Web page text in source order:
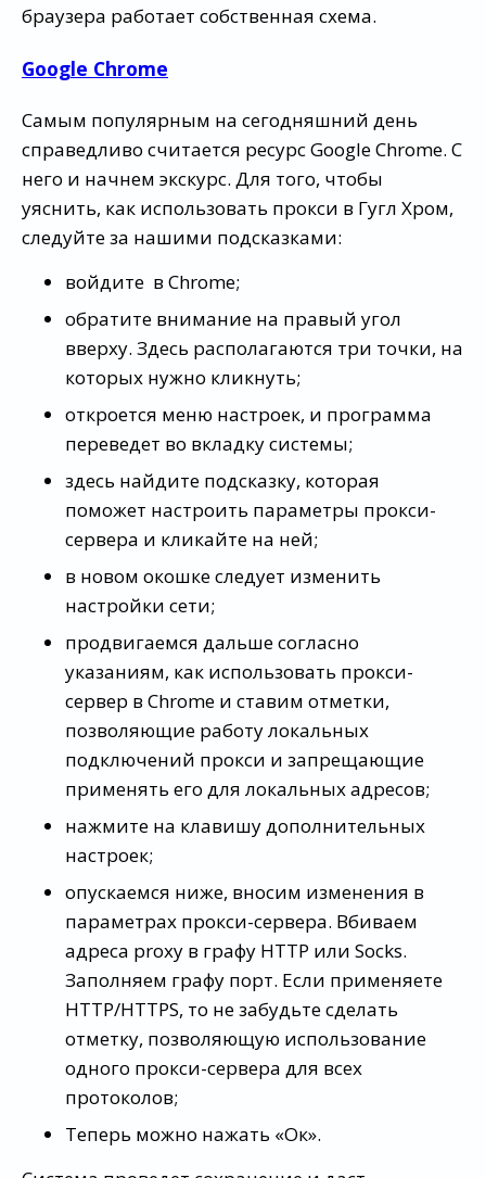
браузера работает собственная схема.
Google Chrome
Самым популярным на сегодняшний день
справедливо считается ресурс Google Chrome. С
него и начнем экскурс. Для того, чтобы
уяснить, как использовать прокси в Гугл Хром,
следуйте за нашими подсказками:
войдите в Chrome;
обратите внимание на правый угол
вверху. Здесь располагаются три точки, на
которых нужно кликнуть;
откроется меню настроек, и программа
переведет во вкладку системы;
здесь найдите подсказку, которая
поможет настроить параметры прокси-
сервера и кликайте на ней;
в новом окошке следует изменить
настройки сети;
продвигаемся дальше согласно
указаниям, как использовать прокси-
сервер в Chrome и ставим отметки,
позволяющие работу локальных
подключений прокси и запрещающие
применять его для локальных адресов;
нажмите на клавишу дополнительных
настроек;
опускаемся ниже, вносим изменения в
параметрах прокси-сервера. Вбиваем
адреса proxy в графу HTTP или Socks.
Заполняем графу порт. Если применяете
HTTP/HTTPS, то не забудьте сделать
отметку, позволяющую использование
одного прокси-сервера для всех
протоколов;
Теперь можно нажать «Ок».